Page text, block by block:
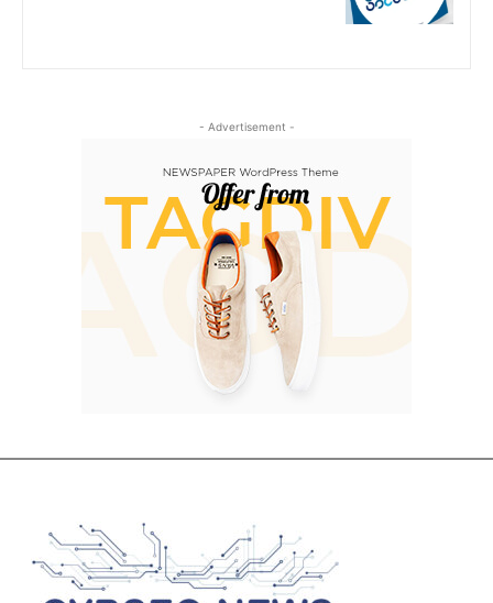
- Advertisement -